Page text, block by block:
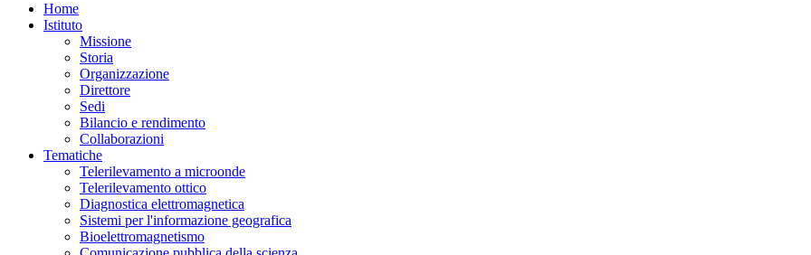
Home
Istituto
Missione
Storia
Organizzazione
Direttore
Sedi
Bilancio e rendimento
Collaborazioni
Tematiche
Telerilevamento a microonde
Telerilevamento ottico
Diagnostica elettromagnetica
Sistemi per l'informazione geografica
Bioelettromagnetismo